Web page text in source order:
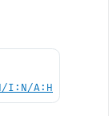
I:N/A:H